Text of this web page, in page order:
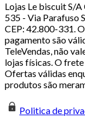
Lojas Le biscuit S/
535 - Via Parafuso
CEP: 42.800-331.
pagamento são
TeleVendas, não
lojas físicas. O
Ofertas válidas
produtos são
Politica de